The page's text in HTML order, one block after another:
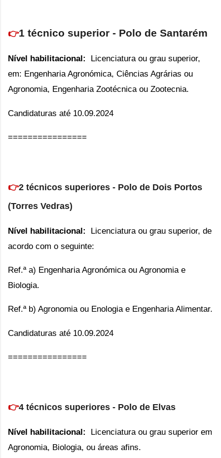
👉1 técnico superior - Polo de Santarém
Nível habilitacional: Licenciatura ou grau superior,
em: Engenharia Agronómica, Ciências Agrárias ou
Agronomia, Engenharia Zootécnica ou Zootecnia.
Candidaturas até 10.09.2024
================
👉2 técnicos superiores - Polo de Dois Portos
(Torres Vedras)
Nível habilitacional: Licenciatura ou grau superior, de
acordo com o seguinte:
Ref.ª a) Engenharia Agronómica ou Agronomia e
Biologia.
Ref.ª b) Agronomia ou Enologia e Engenharia Alimentar.
Candidaturas até 10.09.2024
================
👉4 técnicos superiores - Polo de Elvas
Nível habilitacional: Licenciatura ou grau superior em
Agronomia, Biologia, ou áreas afins.